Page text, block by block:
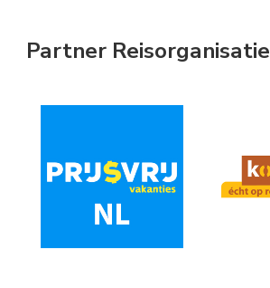
Partner Reisorganisatie